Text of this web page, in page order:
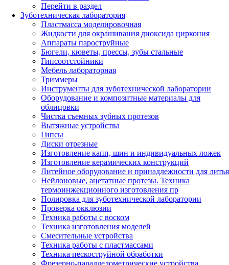
Перейти в раздел
Зуботехническая лаборатория
Пластмасса моделировочная
Жидкости для окрашивания диоксида циркония
Аппараты пароструйные
Бюгели, кюветы, прессы, зубы стальные
Гипсоотстойники
Мебель лабораторная
Триммеры
Инструменты для зуботехнической лаборатории
Оборудование и композитные материалы для
облицовки
Чистка съемных зубных протезов
Вытяжные устройства
Гипсы
Диски отрезные
Изготовление капп, шин и индивидуальных ложек
Изготовление керамических конструкций
Литейное оборудование и принадлежности для литья
Нейлоновые, ацетатные протезы. Техника
термоинжекционного изготовления пр
Полировка для зуботехнической лаборатории
Проверка окклюзии
Техника работы с воском
Техника изготовления моделей
Смесительные устройства
Техника работы с пластмассами
Техника пескоструйной обработки
Фрезерно-параллелометрические устройства